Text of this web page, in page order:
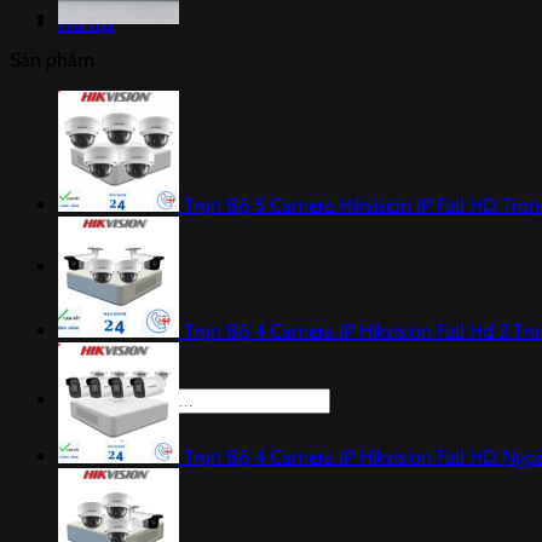
Hỗ trợ
Liên hệ
Tìm
kiếm:
Trọn Bộ 5 Camera Hikvision IP Full HD
Trọn Bộ 4 Camera IP Hikvision Full Hd 2
Trọn Bộ 4 Camera IP Hikvision Full HD